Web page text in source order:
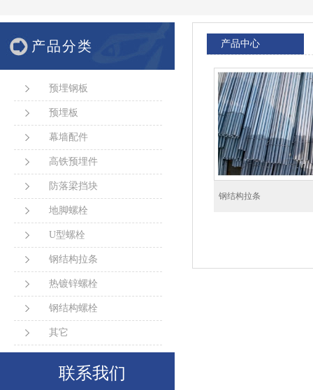
产品分类
预埋钢板
预埋板
幕墙配件
高铁预埋件
防落梁挡块
地脚螺栓
U型螺栓
钢结构拉条
热镀锌螺栓
钢结构螺栓
其它
联系我们
产品中心
钢结构拉条